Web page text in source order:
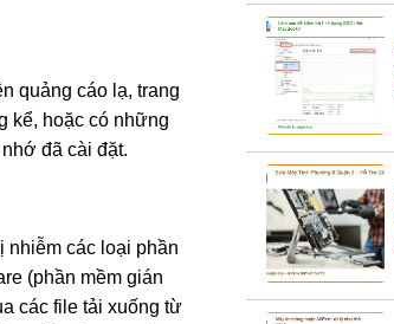
quảng cáo lạ, trang
kể, hoặc có những
đã cài đặt.
nhiễm các loại phần
(phần mềm gián
các file tải xuống từ